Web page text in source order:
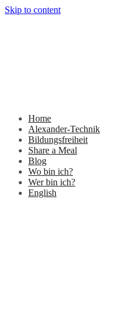
Skip to content
Home
Alexander-Technik
Bildungsfreiheit
Share a Meal
Blog
Wo bin ich?
Wer bin ich?
English